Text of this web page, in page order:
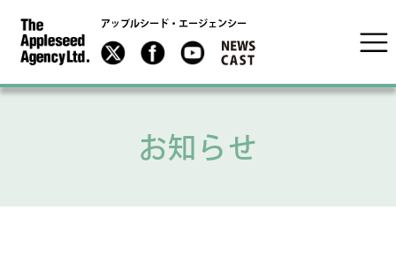
アップルシード・エージェンシー
お知らせ